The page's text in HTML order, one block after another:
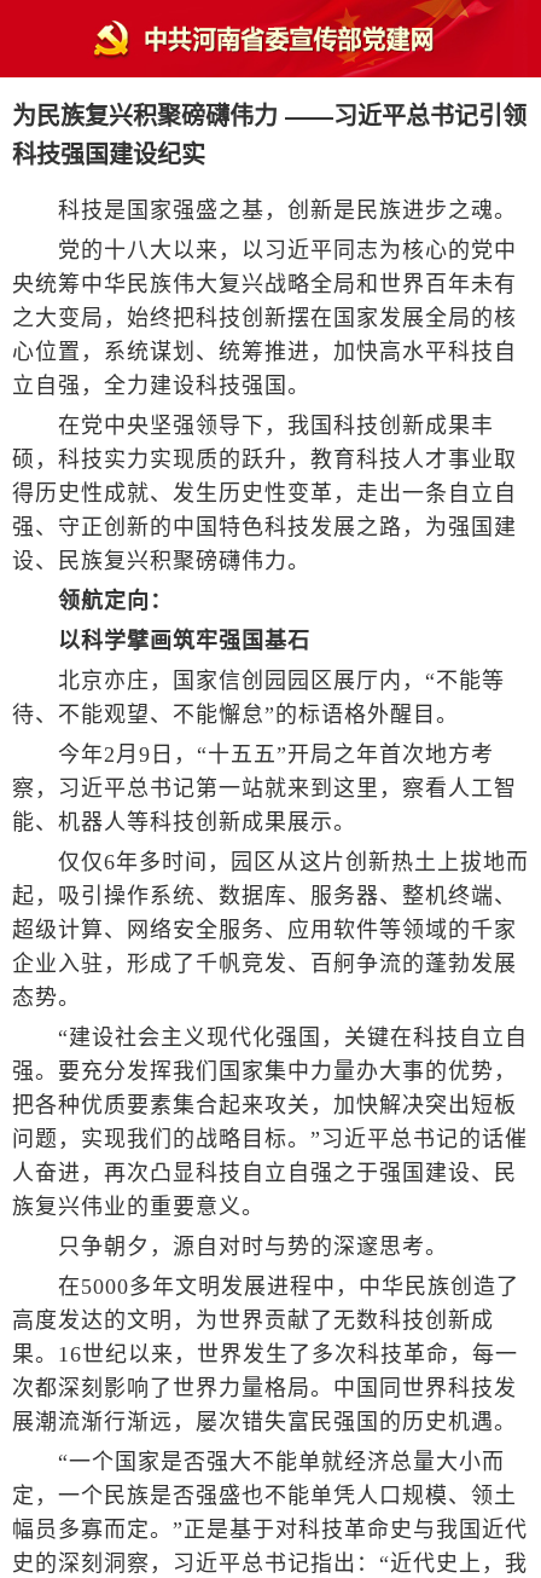
为民族复兴积聚磅礴伟力 ——习近平总书记引领
科技强国建设纪实
科技是国家强盛之基，创新是民族进步之魂。
党的十八大以来，以习近平同志为核心的党中
央统筹中华民族伟大复兴战略全局和世界百年未有
之大变局，始终把科技创新摆在国家发展全局的核
心位置，系统谋划、统筹推进，加快高水平科技自
立自强，全力建设科技强国。
在党中央坚强领导下，我国科技创新成果丰
硕，科技实力实现质的跃升，教育科技人才事业取
得历史性成就、发生历史性变革，走出一条自立自
强、守正创新的中国特色科技发展之路，为强国建
设、民族复兴积聚磅礴伟力。
领航定向：
以科学擘画筑牢强国基石
北京亦庄，国家信创园园区展厅内，“不能等
待、不能观望、不能懈怠”的标语格外醒目。
今年2月9日，“十五五”开局之年首次地方考
察，习近平总书记第一站就来到这里，察看人工智
能、机器人等科技创新成果展示。
仅仅6年多时间，园区从这片创新热土上拔地而
起，吸引操作系统、数据库、服务器、整机终端、
超级计算、网络安全服务、应用软件等领域的千家
企业入驻，形成了千帆竞发、百舸争流的蓬勃发展
态势。
“建设社会主义现代化强国，关键在科技自立自
强。要充分发挥我们国家集中力量办大事的优势，
把各种优质要素集合起来攻关，加快解决突出短板
问题，实现我们的战略目标。”习近平总书记的话催
人奋进，再次凸显科技自立自强之于强国建设、民
族复兴伟业的重要意义。
只争朝夕，源自对时与势的深邃思考。
在5000多年文明发展进程中，中华民族创造了
高度发达的文明，为世界贡献了无数科技创新成
果。16世纪以来，世界发生了多次科技革命，每一
次都深刻影响了世界力量格局。中国同世界科技发
展潮流渐行渐远，屡次错失富民强国的历史机遇。
“一个国家是否强大不能单就经济总量大小而
定，一个民族是否强盛也不能单凭人口规模、领土
幅员多寡而定。”正是基于对科技革命史与我国近代
史的深刻洞察，习近平总书记指出：“近代史上，我